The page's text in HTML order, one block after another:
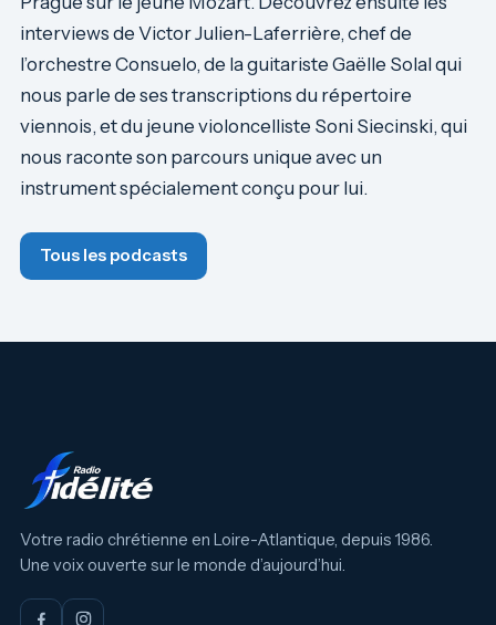
interviews de Victor Julien-Laferrière, chef de
l’orchestre Consuelo, de la guitariste Gaëlle Solal qui
nous parle de ses transcriptions du répertoire
viennois, et du jeune violoncelliste Soni Siecinski, qui
nous raconte son parcours unique avec un
instrument spécialement conçu pour lui.
Tous les podcasts
Votre radio chrétienne en Loire-Atlantique, depuis 1986.
Une voix ouverte sur le monde d’aujourd’hui.